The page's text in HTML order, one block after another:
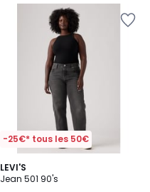
-25€* tous les 50€
LEVI'S
Jean 501 90's
4,5
/ 5
5
Couleurs